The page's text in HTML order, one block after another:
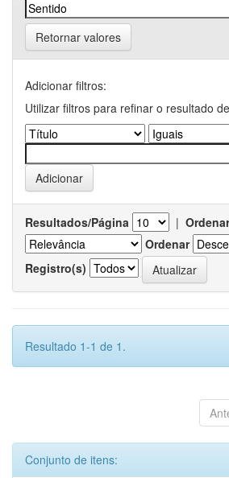
Retornar valores
Adicionar filtros:
Utilizar filtros para refinar o resultado
Resultados/Página |
Ordenar
Registro(s)
Resultado 1-1 de 1.
Conjunto de itens: